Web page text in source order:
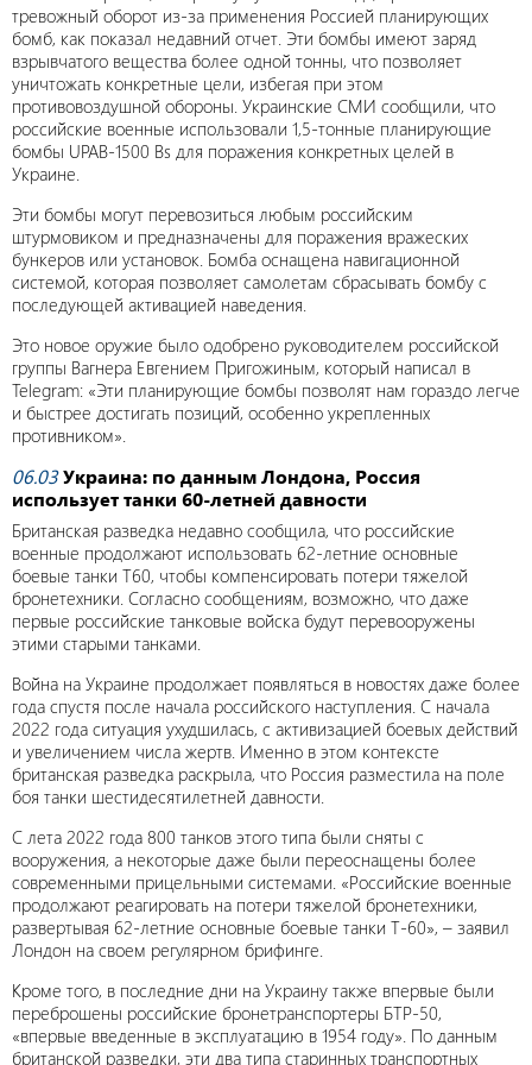
тревожный оборот из-за применения Россией планирующих
бомб, как показал недавний отчет. Эти бомбы имеют заряд
взрывчатого вещества более одной тонны, что позволяет
уничтожать конкретные цели, избегая при этом
противовоздушной обороны. Украинские СМИ сообщили, что
российские военные использовали 1,5-тонные планирующие
бомбы UPAB-1500 Bs для поражения конкретных целей в
Украине.
Эти бомбы могут перевозиться любым российским
штурмовиком и предназначены для поражения вражеских
бункеров или установок. Бомба оснащена навигационной
системой, которая позволяет самолетам сбрасывать бомбу с
последующей активацией наведения.
Это новое оружие было одобрено руководителем российской
группы Вагнера Евгением Пригожиным, который написал в
Telegram: «Эти планирующие бомбы позволят нам гораздо легче
и быстрее достигать позиций, особенно укрепленных
противником».
06.03Украина: по данным Лондона, Россия
использует танки 60-летней давности
Британская разведка недавно сообщила, что российские
военные продолжают использовать 62-летние основные
боевые танки Т60, чтобы компенсировать потери тяжелой
бронетехники. Согласно сообщениям, возможно, что даже
первые российские танковые войска будут перевооружены
этими старыми танками.
Война на Украине продолжает появляться в новостях даже более
года спустя после начала российского наступления. С начала
2022 года ситуация ухудшилась, с активизацией боевых действий
и увеличением числа жертв. Именно в этом контексте
британская разведка раскрыла, что Россия разместила на поле
боя танки шестидесятилетней давности.
С лета 2022 года 800 танков этого типа были сняты с
вооружения, а некоторые даже были переоснащены более
современными прицельными системами. «Российские военные
продолжают реагировать на потери тяжелой бронетехники,
развертывая 62-летние основные боевые танки Т-60», – заявил
Лондон на своем регулярном брифинге.
Кроме того, в последние дни на Украину также впервые были
переброшены российские бронетранспортеры БТР-50,
«впервые введенные в эксплуатацию в 1954 году». По данным
британской разведки, эти два типа старинных транспортных